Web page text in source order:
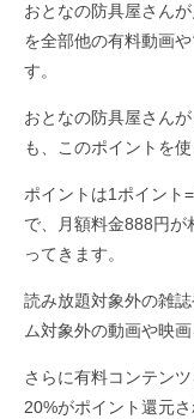
おとなの防具屋さん
を全部他の有料動画
す。
おとなの防具屋さん
も、このポイントを
ポイントは1ポイント
で、月額料金888円が
ってきます。
読み放題対象外の雑
ム対象外の動画や映
さらに有料コンテン
20%がポイント還元